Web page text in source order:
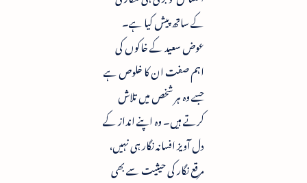
کے ساتھ پیش کیا ہے۔
عوض سعید کے خاکوں کی
اہم صفت ان کا خلوص ہے
جسے وہ ہر شخص میں تلاش
کرتے ہیں۔ وہ اپنے انداز کے
دل آویز افسانہ نگار ہی نہیں،
مرقع نگار کی حیثیت سے بھی